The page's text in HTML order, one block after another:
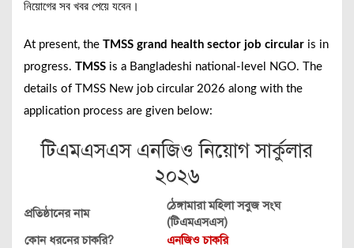
নিয়োগের সব খবর পেয়ে যবেন।
At present, the TMSS grand health sector job circular is in
progress. TMSS is a Bangladeshi national-level NGO. The
details of TMSS New job circular 2026 along with the
application process are given below:
টিএমএসএস এনজিও নিয়োগ সার্কুলার
২০২৬
প্রতিষ্ঠানের নাম
ঠেঙ্গামারা মহিলা সবুজ সংঘ
(টিএমএসএস)
কোন ধরনের চাকরি?
এনজিও চাকরি